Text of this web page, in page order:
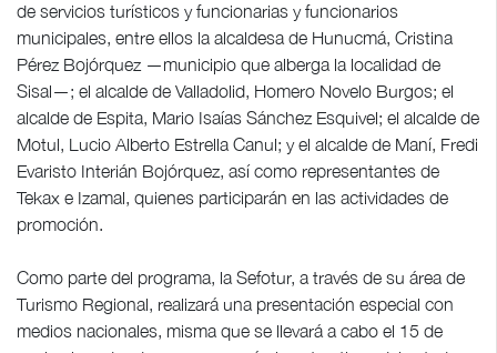
de servicios turísticos y funcionarias y funcionarios
municipales, entre ellos la alcaldesa de Hunucmá, Cristina
Pérez Bojórquez —municipio que alberga la localidad de
Sisal—; el alcalde de Valladolid, Homero Novelo Burgos; el
alcalde de Espita, Mario Isaías Sánchez Esquivel; el alcalde de
Motul, Lucio Alberto Estrella Canul; y el alcalde de Maní, Fredi
Evaristo Interián Bojórquez, así como representantes de
Tekax e Izamal, quienes participarán en las actividades de
promoción.
Como parte del programa, la Sefotur, a través de su área de
Turismo Regional, realizará una presentación especial con
medios nacionales, misma que se llevará a cabo el 15 de